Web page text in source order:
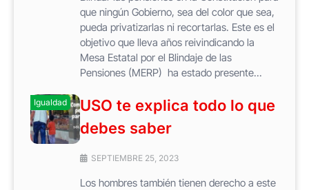
que ningún Gobierno, sea del color que sea,
pueda privatizarlas ni recortarlas. Este es el
objetivo que lleva años reivindicando la
Mesa Estatal por el Blindaje de las
Pensiones (MERP) ha estado presente...
Igualdad
USO te explica todo lo que
debes saber
SEPTIEMBRE 25, 2023
Los hombres también tienen derecho a este